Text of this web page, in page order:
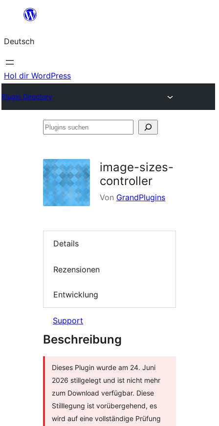
springen
Deutsch
Hol dir WordPress
Plugin Directory
Plugins
image-sizes-
controller
Von GrandPlugins
Details
Rezensionen
Entwicklung
Support
Beschreibung
Dieses Plugin wurde am 24. Juni
2026 stillgelegt und ist nicht mehr
zum Download verfügbar. Diese
Stilllegung ist vorübergehend, es
wird auf eine vollständige Prüfung